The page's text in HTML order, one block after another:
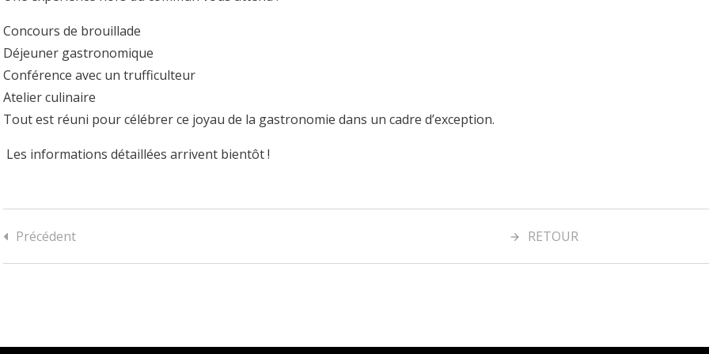
Concours de brouillade
Déjeuner gastronomique
Conférence avec un trufficulteur
Atelier culinaire
Tout est réuni pour célébrer ce joyau de la gastronomie dans un cadre d’exception.
Les informations détaillées arrivent bientôt !
Précédent RETOUR